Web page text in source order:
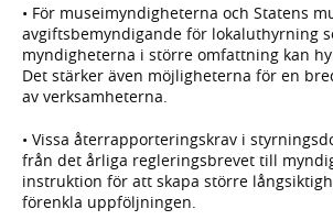
• För museimyndigheterna och Statens
avgiftsbemyndigande för lokaluthyrning
myndigheterna i större omfattning kan
Det stärker även möjligheterna för en
av verksamheterna.
• Vissa återrapporteringskrav i
från det årliga regleringsbrevet till
instruktion för att skapa större
förenkla uppföljningen.